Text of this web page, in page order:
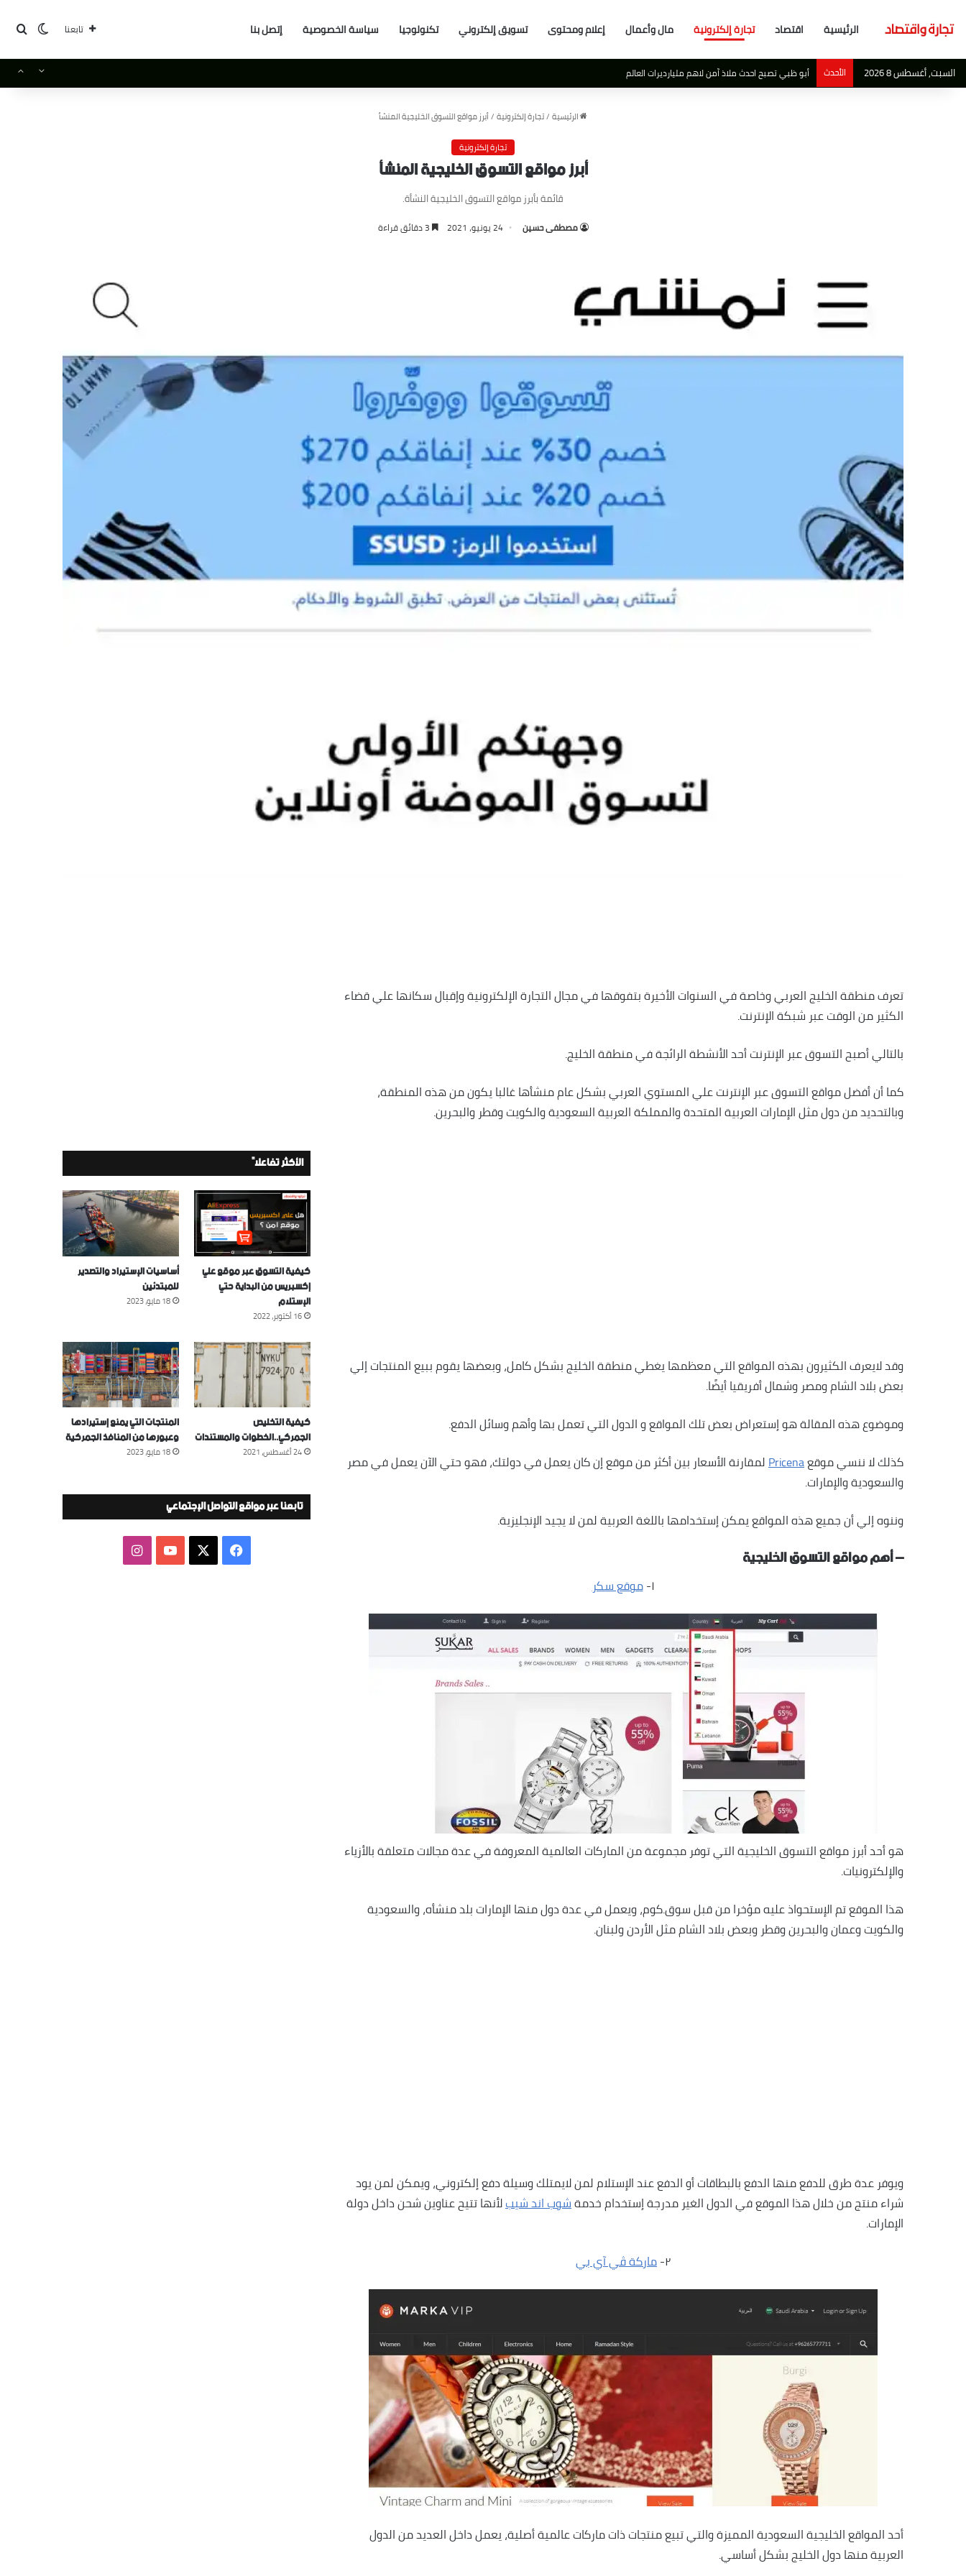
الرئيسية اقتصاد تجارة إلكترونية مال وأعمال إعلام ومحتوى تسويق إلكتروني تكنولوجيا سياسة الخصوصية إتصل بنا تابعنا الوضع
السبت, أغسطس 8 2026 الأحدث أبو ظبي تصبح احدث ملاذ آمن لاهم مليارديرات العالم
الرئيسية /تجارة إلكترونية /أبرز مواقع التسوق الخليجية المنشأ
تجارة إلكترونية
أبرز مواقع التسوق الخليجية المنشأ
قائمة بأبرز مواقع التسوق الخليجية النشأة.
مصطفى حسين 24 يونيو، 2021
تعرف منطقة الخليج العربي وخاصة في السنوات الأخيرة بتفوقها في مجال التجارة الإلكترونية وإقبال سكانها علي قضاء
الكثير من الوقت عبر شبكة الإنترنت.
بالتالي أصبح التسوق عبر الإنترنت أحد الأنشطة الرائجة في منطقة الخليج.
كما أن أفضل مواقع التسوق عبر الإنترنت علي المستوي العربي بشكل عام منشأها غالبا يكون من هذه المنطقة،
وبالتحديد من دول مثل الإمارات العربية المتحدة والمملكة العربية السعودية والكويت وقطر والبحرين.
وقد لايعرف الكثيرون بهذه المواقع التي معظمها يغطي منطقة الخليج بشكل كامل، وبعضها يقوم ببيع المنتجات إلي
بعض بلاد الشام ومصر وشمال أفريقيا أيضًا.
وموضوع هذه المقالة هو إستعراض بعض تلك المواقع و الدول التي تعمل بها وأهم وسائل الدفع.
كذلك لا ننسي موقعPricenaلمقارنة الأسعار بين أكثر من موقع إن كان يعمل في دولتك، فهو حتي الآن يعمل في مصر
والسعودية والإمارات.
وننوه إلي أن جميع هذه المواقع يمكن إستخدامها باللغة العربية لمن لا يجيد الإنجليزية.
– أهم مواقع التسوق الخليجية
١- موقع سكر
هو أحد أبرز مواقع التسوق الخليجية التي توفر مجموعة من الماركات العالمية المعروفة في عدة مجالات متعلقة بالأزياء
والإلكترونيات.
هذا الموقع تم الإستحواذ عليه مؤخرا من قبل سوق.كوم، ويعمل في عدة دول منها الإمارات بلد منشأه، والسعودية
والكويت وعمان والبحرين وقطر وبعض بلاد الشام مثل الأردن ولبنان.
ويوفر عدة طرق للدفع منها الدفع بالبطاقات أو الدفع عند الإستلام لمن لايمتلك وسيلة دفع إلكتروني، ويمكن لمن يود
شراء منتج من خلال هذا الموقع في الدول الغير مدرجة إستخدام خدمةشوب اند شيبلأنها تتيح عناوين شحن داخل دولة
الإمارات.
٢- ماركة ڤي آي بي
أحد المواقع الخليجية السعودية المميزة والتي تبيع منتجات ذات ماركات عالمية أصلية، يعمل داخل العديد من الدول
العربية منها دول الخليج بشكل أساسي.
الأكثر تفاعلاً
كيفية التسوق عبر موقع علي
إكسبريس من البداية حتي
الإستلام
16 أكتوبر، 2022
أساسيات الإستيراد والتصدير
للمبتدئين
18 مايو، 2023
كيفية التخليص
الجمركي..الخطوات والمستندات
24 أغسطس، 2021
المنتجات التي يمنع إستيرادها
وعبورها من المنافذ الجمركية
18 مايو، 2023
تابعنا عبر مواقع التواصل الإجتماعي
فيسبوك ‫YouTubeانستقرام